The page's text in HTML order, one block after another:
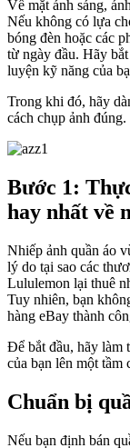
Về mặt ánh sáng,
Nếu không có lựa
bóng đèn hoặc các
từ ngày đầu. Hãy
luyện kỹ năng của
Trong khi đó, hãy
cách chụp ảnh
Bước 1:
hay nhất về
Nhiếp ảnh quần áo
lý do tại sao các
Lululemon lại thuê
Tuy nhiên, bạn
hàng eBay thành
Để bắt đầu, hãy làm
của bạn lên một tầm
Chuẩn bị
Nếu bạn định bán